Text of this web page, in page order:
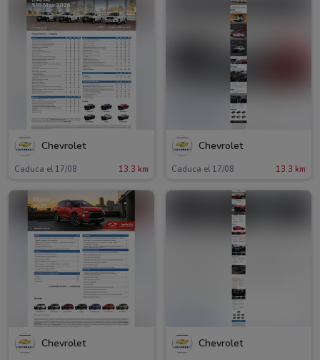
Chevrolet
Caduca el 17/08 13.3 km
Chevrolet
Caduca el 17/08 13.3 km
Chevrolet Chevrolet